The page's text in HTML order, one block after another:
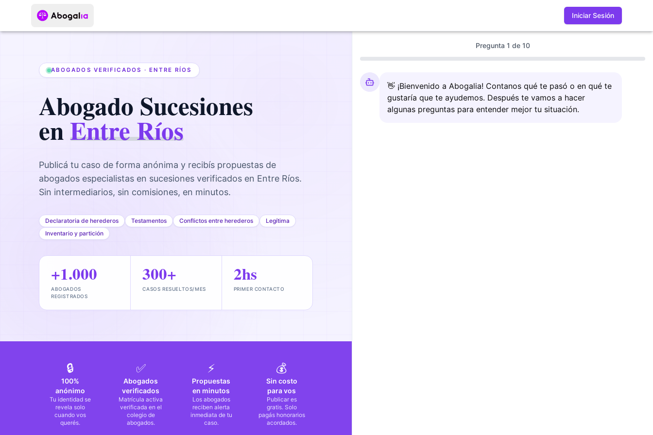
Iniciar Sesión
ABOGADOS VERIFICADOS · ENTRE RÍOS
Abogado Sucesiones
enEntre Ríos
Publicá tu caso de forma anónima y recibís propuestas de
abogados especialistas en sucesiones verificados en Entre Ríos.
Sin intermediarios, sin comisiones, en minutos.
Declaratoria de herederos Testamentos Conflictos entre herederos
Legítima
Inventario y partición
+1.000
ABOGADOS
REGISTRADOS
300+
CASOS RESUELTOS/MES
2hs
PRIMER CONTACTO
🔒
100%
anónimo
Tu identidad se
revela solo
cuando vos
querés.
✅
Abogados
verificados
Matrícula activa
verificada en el
colegio de
abogados.
⚡
Propuestas
en minutos
Los abogados
reciben alerta
inmediata de tu
caso.
💰
Sin costo
para vos
Publicar es
gratis. Solo
pagás honorarios
acordados.
Pregunta 1 de 10
👋 ¡Bienvenido a Abogalia! Contanos qué te pasó o en qué te
gustaría que te ayudemos. Después te vamos a hacer
algunas preguntas para entender mejor tu situación.